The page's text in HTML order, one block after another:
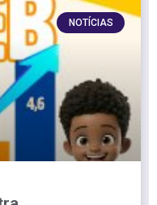
NOTÍCIAS